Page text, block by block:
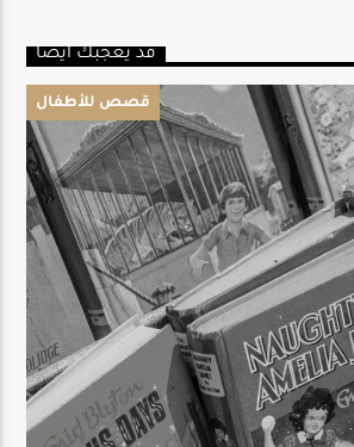
قد يعجبك أيضا
قصص للأطفال